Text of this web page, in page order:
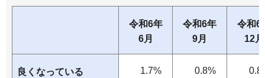
令和6年
6月
令和6年
9月
令和6
12月
良くなっている 1.7% 0.8%